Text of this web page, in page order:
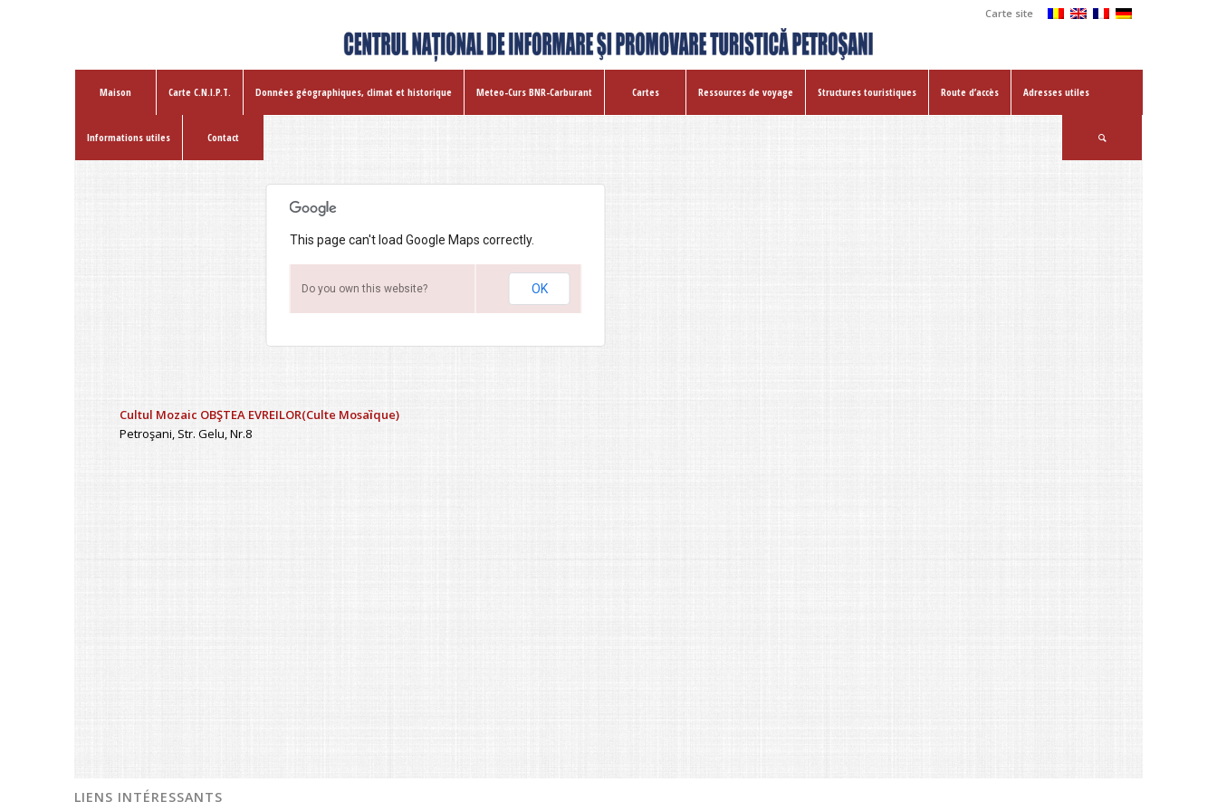
Carte site
Maison Carte C.N.I.P.T. Données géographiques, climat et historique Meteo-Curs BNR-Carburant Cartes Ressources de voyage Structures touristiques Route d’accès Adresses utiles
Informations utiles Contact
This page can't load Google Maps correctly.
Do you own this website? OK
Cultul Mozaic OBŞTEA EVREILOR(Culte Mosaȉque)
Petroşani, Str. Gelu, Nr.8
LIENS INTÉRESSANTS